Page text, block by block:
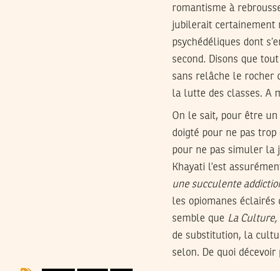
romantisme à
jubilerait certainement
psychédéliques dont
second. Disons que
sans relâche le rocher
la lutte des classes. A
On le sait, pour être un
doigté pour ne pas
pour ne pas simuler la
Khayati l’est
une succulente
les opiomanes éclairés
semble que La
de substitution, la
selon. De quoi